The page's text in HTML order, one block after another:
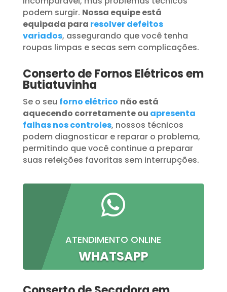
podem surgir. Nossa equipe está
equipada para resolver defeitos
variados, assegurando que você tenha
roupas limpas e secas sem complicações.
Conserto de Fornos Elétricos em
Butiatuvinha
Se o seu forno elétrico não está
aquecendo corretamente ou apresenta
falhas nos controles, nossos técnicos
podem diagnosticar e reparar o problema,
permitindo que você continue a preparar
suas refeições favoritas sem interrupções.

ATENDIMENTO ONLINE
WHATSAPP